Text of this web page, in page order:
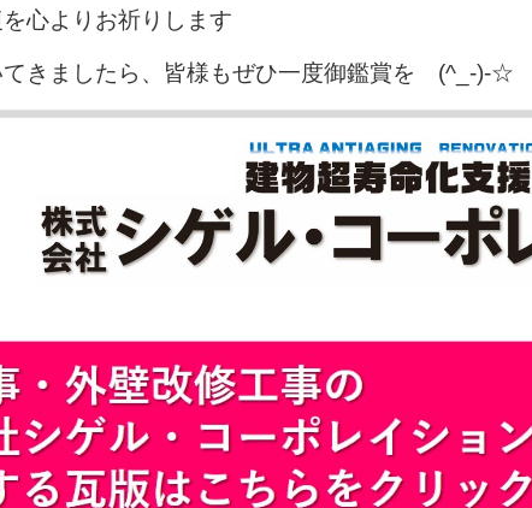
心よりお祈りします
てきましたら、皆様もぜひ一度御鑑賞を (^_-)-☆